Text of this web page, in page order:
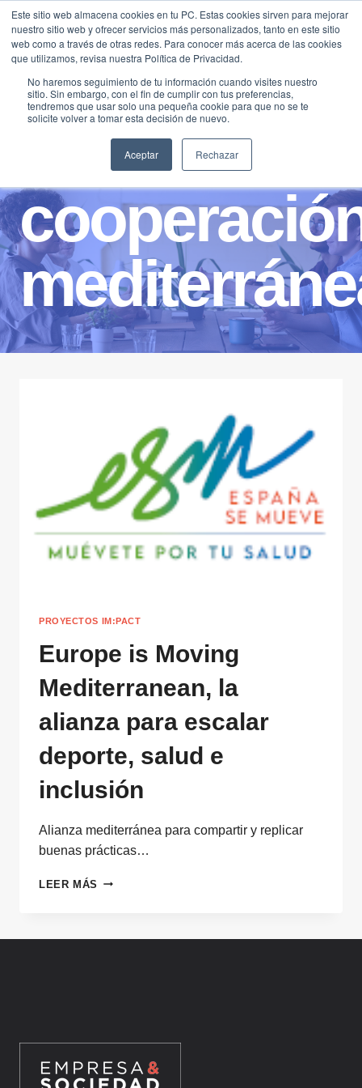
Este sitio web almacena cookies en tu PC. Estas cookies sirven para mejorar
nuestro sitio web y ofrecer servicios más personalizados, tanto en este sitio
web como a través de otras redes. Para conocer más acerca de las cookies
que utilizamos, revisa nuestra Política de Privacidad.
No haremos seguimiento de tu información cuando visites nuestro
sitio. Sin embargo, con el fin de cumplir con tus preferencias,
tendremos que usar solo una pequeña cookie para que no se te
solicite volver a tomar esta decisión de nuevo.
Aceptar Rechazar
Saltar
contenido
PROYECTOS IM:PACT
Europe is Moving
Mediterranean, la
alianza para escalar
deporte, salud e
inclusión
Alianza mediterránea para compartir y replicar
buenas prácticas…
LEER MÁS EUROPE
E
Traducir »